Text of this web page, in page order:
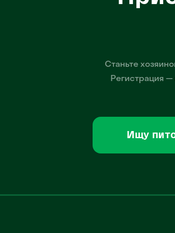
Станьте
Регистрация
Ищу